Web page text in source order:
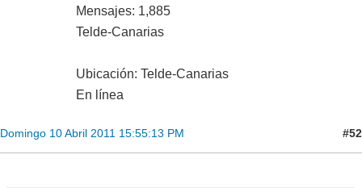
Mensajes: 1,885
Telde-Canarias
Ubicación: Telde-Canarias
En línea
Domingo 10 Abril 2011 15:55:13 PM #52